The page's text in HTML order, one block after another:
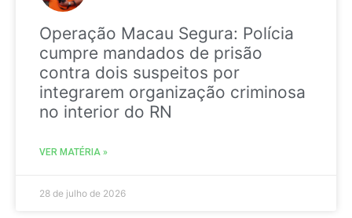
Operação Macau Segura: Polícia
cumpre mandados de prisão
contra dois suspeitos por
integrarem organização criminosa
no interior do RN
VER MATÉRIA »
28 de julho de 2026